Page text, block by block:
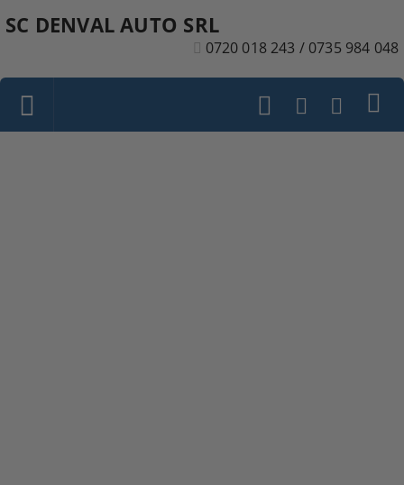
SC DENVAL AUTO SRL
0720 018 243 / 0735 984 048